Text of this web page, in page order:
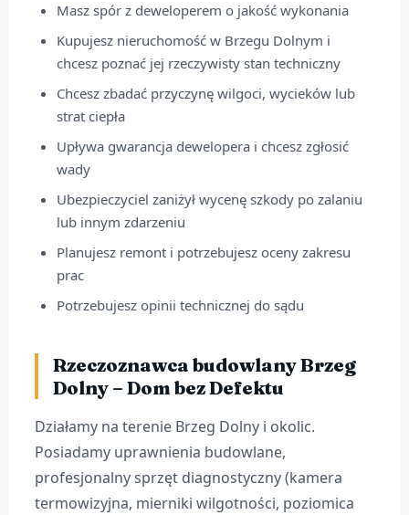
Masz spór z deweloperem o jakość wykonania
Kupujesz nieruchomość w Brzegu Dolnym i
chcesz poznać jej rzeczywisty stan techniczny
Chcesz zbadać przyczynę wilgoci, wycieków lub
strat ciepła
Upływa gwarancja dewelopera i chcesz zgłosić
wady
Ubezpieczyciel zaniżył wycenę szkody po zalaniu
lub innym zdarzeniu
Planujesz remont i potrzebujesz oceny zakresu
prac
Potrzebujesz opinii technicznej do sądu
Rzeczoznawca budowlany Brzeg
Dolny – Dom bez Defektu
Działamy na terenie Brzeg Dolny i okolic.
Posiadamy uprawnienia budowlane,
profesjonalny sprzęt diagnostyczny (kamera
termowizyjna, mierniki wilgotności, poziomica